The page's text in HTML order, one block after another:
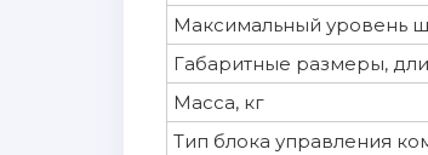
Максимальный уровень
Габаритные размеры,
Масса, кг
Тип блока управления